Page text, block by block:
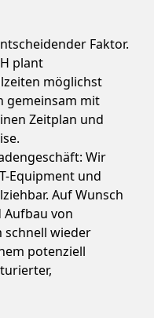
Faktor.
plant
möglichst
gemeinsam mit
Zeitplan und
Wir
Equipment und
Auf Wunsch
von
schnell wieder
potenziell